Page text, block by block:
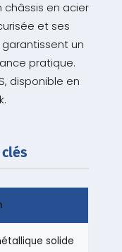
châssis en acier
et ses
un
pratique.
disponible en
solide